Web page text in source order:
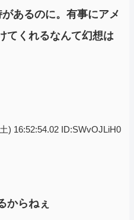
あるのに。有事にアメ
てくれるなんて幻想は
) 16:52:54.02 ID:SWvOJLiH0
からねぇ